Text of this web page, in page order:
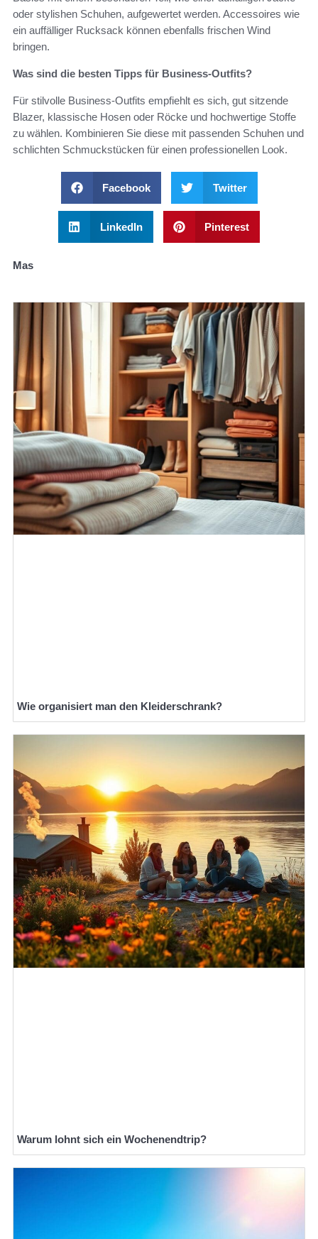
oder stylishen Schuhen, aufgewertet werden. Accessoires wie
ein auffälliger Rucksack können ebenfalls frischen Wind
bringen.
Was sind die besten Tipps für Business-Outfits?
Für stilvolle Business-Outfits empfiehlt es sich, gut sitzende
Blazer, klassische Hosen oder Röcke und hochwertige Stoffe
zu wählen. Kombinieren Sie diese mit passenden Schuhen und
schlichten Schmuckstücken für einen professionellen Look.
Facebook Twitter
LinkedIn Pinterest
Mas
Wie organisiert man den Kleiderschrank?
Warum lohnt sich ein Wochenendtrip?